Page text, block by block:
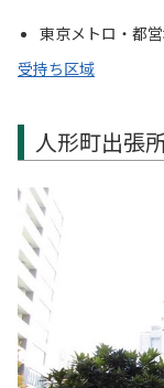
東京メトロ・都
受持ち区域
人形町出張